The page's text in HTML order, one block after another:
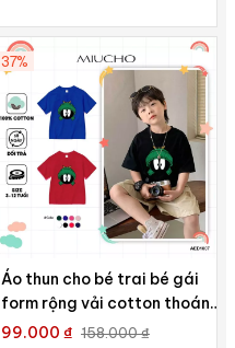
37%
Áo thun cho bé trai bé gái
form rộng vải cotton thoáng
mát AED1007 Miucho Kid in
99.000 ₫ 158.000 ₫